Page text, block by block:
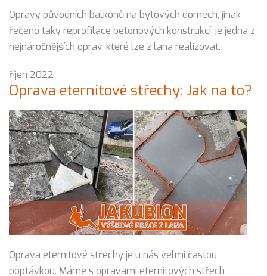
Opravy původních balkónů na bytových domech, jinak
řečeno taky reprofilace betonových konstrukcí, je jedna z
nejnáročnějších oprav, které lze z lana realizovat.
říjen 2022
Oprava eternitové střechy: Jak na to?
Oprava eternitové střechy je u nás velmi častou
poptávkou. Máme s opravami eternitových střech